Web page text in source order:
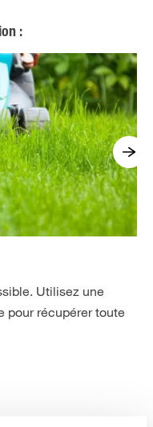
:
Utilisez une
pour récupérer toute